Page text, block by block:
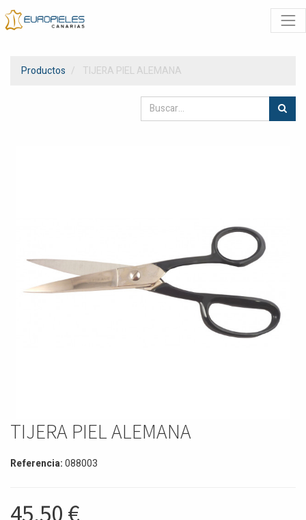
Productos TIJERA PIEL ALEMANA
TIJERA PIEL ALEMANA
Referencia:088003
45,50 €